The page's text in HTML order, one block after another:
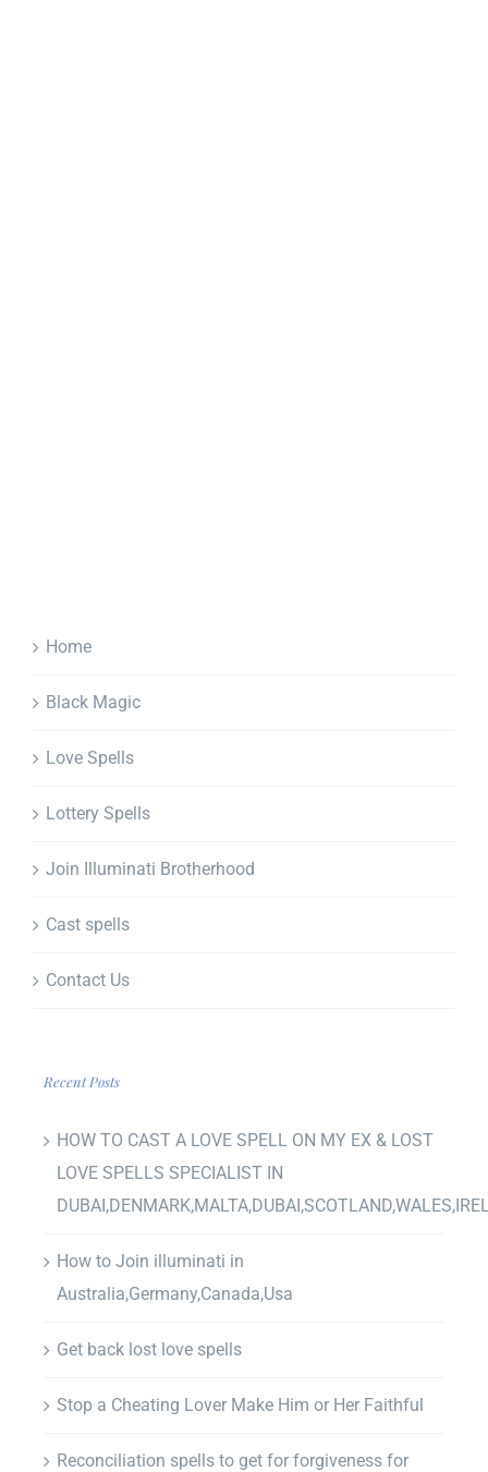
Home
Black Magic
Love Spells
Lottery Spells
Join Illuminati Brotherhood
Cast spells
Contact Us
Recent Posts
HOW TO CAST A LOVE SPELL ON MY EX & LOST
LOVE SPELLS SPECIALIST IN
How to Join illuminati in
Australia,Germany,Canada,Usa
Get back lost love spells
Stop a Cheating Lover Make Him or Her Faithful
Reconciliation spells to get for forgiveness for